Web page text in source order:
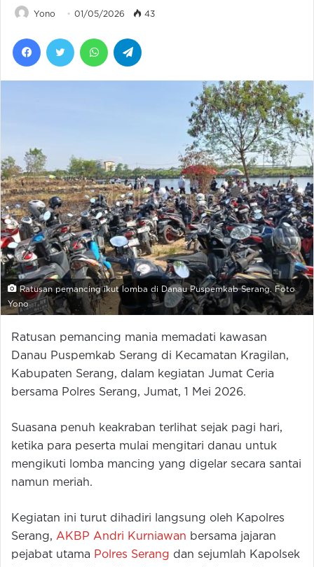
Yono 01/05/2026 43
FacebookTwitter WhatsApp
Ratusan pemancing ikut lomba di Danau Puspemkab Serang. Foto
Yono
Ratusan pemancing mania memadati kawasan
Danau Puspemkab Serang di Kecamatan Kragilan,
Kabupaten Serang, dalam kegiatan Jumat Ceria
bersama Polres Serang, Jumat, 1 Mei 2026.
Suasana penuh keakraban terlihat sejak pagi hari,
ketika para peserta mulai mengitari danau untuk
mengikuti lomba mancing yang digelar secara santai
namun meriah.
Kegiatan ini turut dihadiri langsung oleh Kapolres
Serang, AKBP Andri Kurniawan bersama jajaran
pejabat utama Polres Serang dan sejumlah Kapolsek